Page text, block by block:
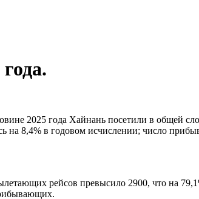
2025 года Хайнань посетили в общей
на 8,4% в годовом исчислении; число
рейсов превысило 2900, что на